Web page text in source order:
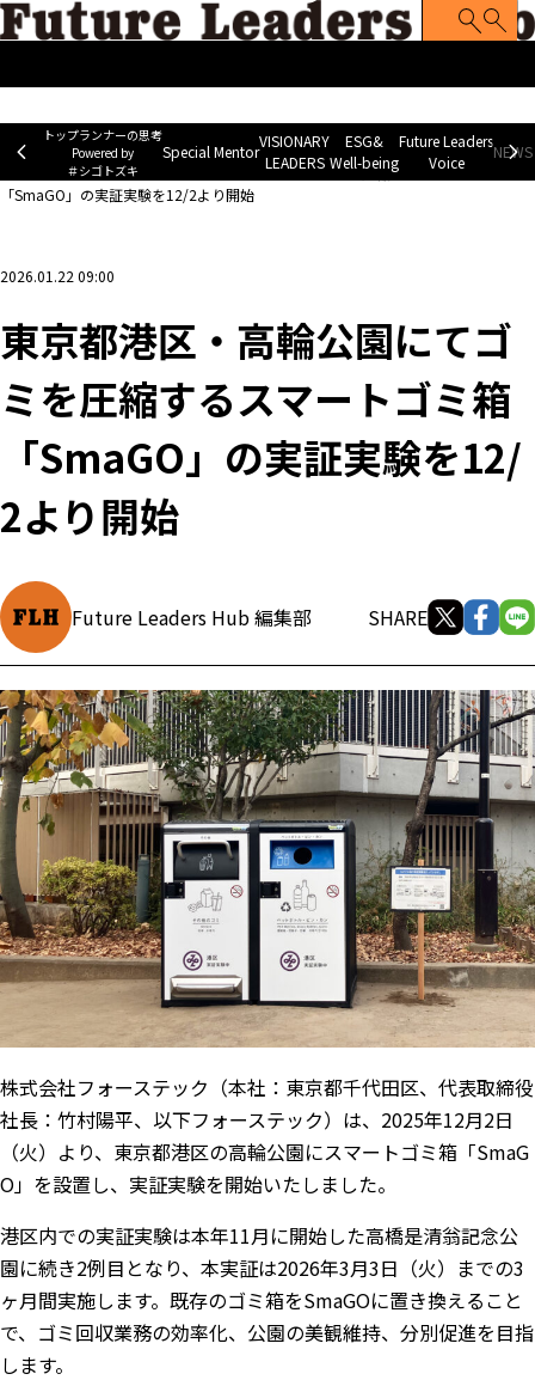
トップランナーの思考
Powered by
＃シゴトズキ
Special Mentor
VISIONARY
LEADERS
ESG&
Well-being
Future Leaders
Voice
企業ニュース
東京都港区・高輪公園にてゴミを圧縮するスマートゴミ箱
「SmaGO」の実証実験を12/2より開始
2026.01.22 09:00
東京都港区・高輪公園にてゴ
ミを圧縮するスマートゴミ箱
「SmaGO」の実証実験を12/
2より開始
Future Leaders Hub 編集部 SHARE
株式会社フォーステック（本社：東京都千代田区、代表取締役
社長：竹村陽平、以下フォーステック）は、2025年12月2日
（火）より、東京都港区の高輪公園にスマートゴミ箱「SmaG
O」を設置し、実証実験を開始いたしました。
港区内での実証実験は本年11月に開始した高橋是清翁記念公
園に続き2例目となり、本実証は2026年3月3日（火）までの3
ヶ月間実施します。既存のゴミ箱をSmaGOに置き換えること
で、ゴミ回収業務の効率化、公園の美観維持、分別促進を目指
します。